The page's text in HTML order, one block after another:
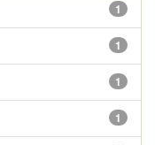
1
1
1
1